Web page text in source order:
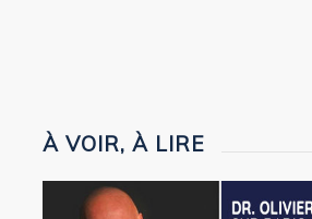
À VOIR, À LIRE